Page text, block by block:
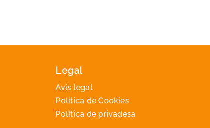
Legal
Avís legal
Política de Cookies
Política de privadesa